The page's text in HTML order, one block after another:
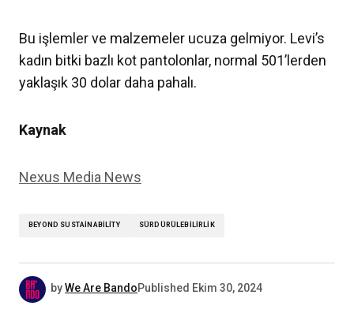
Bu işlemler ve malzemeler ucuza gelmiyor. Levi’s
kadın bitki bazlı kot pantolonlar, normal 501’lerden
yaklaşık 30 dolar daha pahalı.
Kaynak
Nexus Media News
BEYOND SUSTAINABILITY SÜRDÜRÜLEBILIRLIK
byWe Are BandoPublished Ekim 30, 2024